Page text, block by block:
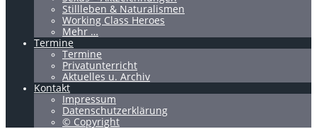
Stillleben & Naturalismen
Working Class Heroes
Mehr …
Termine
Termine
Privatunterricht
Aktuelles u. Archiv
Kontakt
Impressum
Datenschutzerklärung
© Copyright